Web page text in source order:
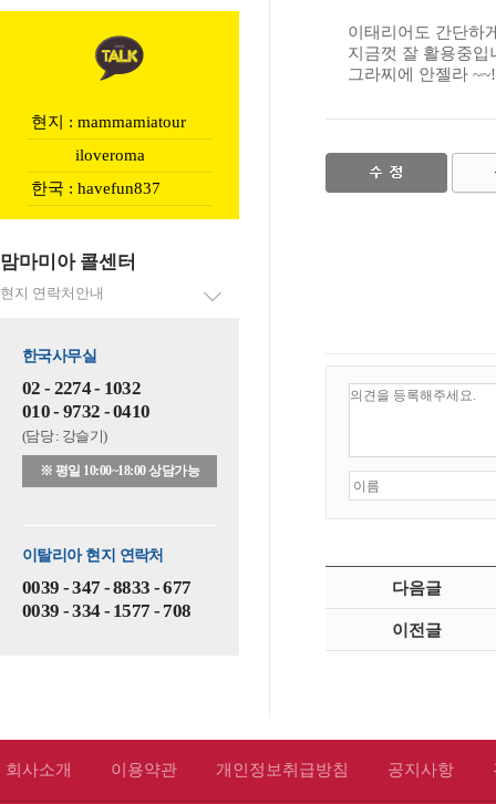
현지 : mammamiatour
iloveroma
한국 : havefun837
맘마미아 콜센터
현지 연락처안내
한국사무실
02 - 2274 - 1032
010 - 9732 - 0410
(담당 : 강슬기)
※ 평일 10:00~18:00 상담가능
이탈리아 현지 연락처
0039 - 347 - 8833 - 677
0039 - 334 - 1577 - 708
이태리어도 간단하
지금껏 잘 활용중입
그라찌에 안젤라
다음글
이전글
회사소개 이용약관 개인정보취급방침 공지사항